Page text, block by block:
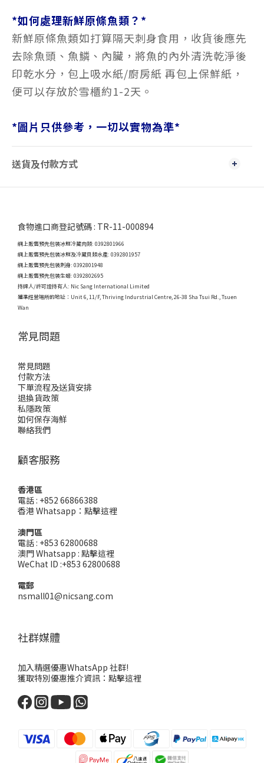
*如何處理新鮮原條魚類？*
新鮮原條魚類如打算隔天刺身食用，收貨後應先
去除魚頭、魚鱗、內臟，將魚的內外清洗乾淨後
印乾水分，包上吸水紙/廚房紙 再包上保鮮紙，
便可以存放於雪櫃約1-2天。
*圖片只供參考，一切以實物為準*
送貨及付款方式
食物進口商登記號碼 : TR-11-000894
網上販售預先包裝冰鮮冷藏肉類: 0392801966
網上販售預先包裝冰鮮及冷藏貝類水產: 0392801957
網上販售預先包裝刺身: 0392801948
網上販售預先包裝生蠔: 0392802695
持牌人/許可證持有人: Nic Sang International Limited
獲準經營場所的地址： Unit 6, 11/F, Thriving Indurstrial Centre, 26-38 Sha Tsui Rd., Tsuen
Wan
常見問題
常見問題
付款方法
下單流程及送貨安排
退換貨政策
私隱政策
如何保存海鮮
聯絡我們
顧客服務
香港區
電話 : +852 66866388
香港 Whatsapp： 點擊這裡
澳門區
電話 : +853 62800688
澳門 Whatsapp : 點擊這裡
WeChat ID :+853 62800688
電郵
nsmall01@nicsang.com
社群媒體
加入精選優惠WhatsApp 社群!
獲取特別優惠推介資訊： 點擊這裡